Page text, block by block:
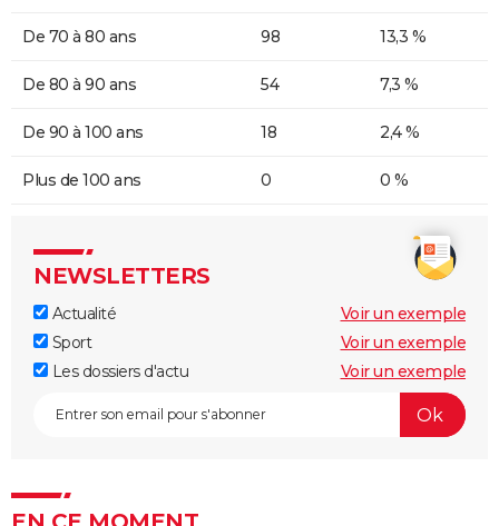
De 70 à 80 ans 98 13,3 %
De 80 à 90 ans 54 7,3 %
De 90 à 100 ans 18 2,4 %
Plus de 100 ans 0 0 %
NEWSLETTERS
Actualité
Voir un exemple
Sport
Voir un exemple
Les dossiers d'actu
Voir un exemple